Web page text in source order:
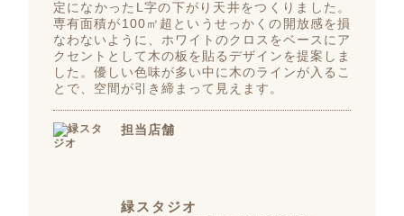
定になかったL字の下がり天井をつくりました。
専有面積が100㎡超というせっかくの開放感を損
なわないように、ホワイトのクロスをベースにア
クセントとして木の板を貼るデザインを提案しま
した。優しい色味が多い中に木のラインが入るこ
とで、空間が引き締まって見えます。
担当店舗
緑スタジオ